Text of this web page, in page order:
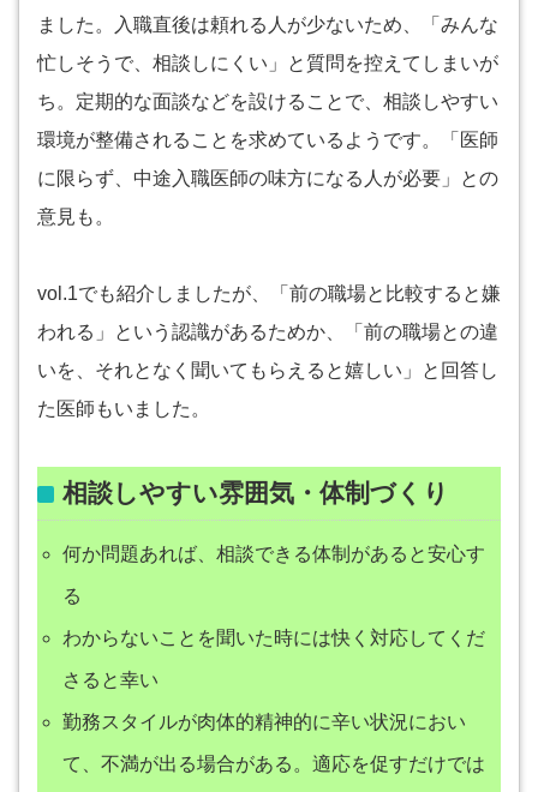
ました。入職直後は頼れる人が少ないため、「みんな
忙しそうで、相談しにくい」と質問を控えてしまいが
ち。定期的な面談などを設けることで、相談しやすい
環境が整備されることを求めているようです。「医師
に限らず、中途入職医師の味方になる人が必要」との
意見も。
vol.1でも紹介しましたが、「前の職場と比較すると嫌
われる」という認識があるためか、「前の職場との違
いを、それとなく聞いてもらえると嬉しい」と回答し
た医師もいました。
相談しやすい雰囲気・体制づくり
何か問題あれば、相談できる体制があると安心す
る
わからないことを聞いた時には快く対応してくだ
さると幸い
勤務スタイルが肉体的精神的に辛い状況におい
て、不満が出る場合がある。適応を促すだけでは